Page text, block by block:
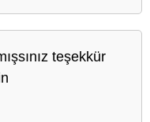
teşekkür